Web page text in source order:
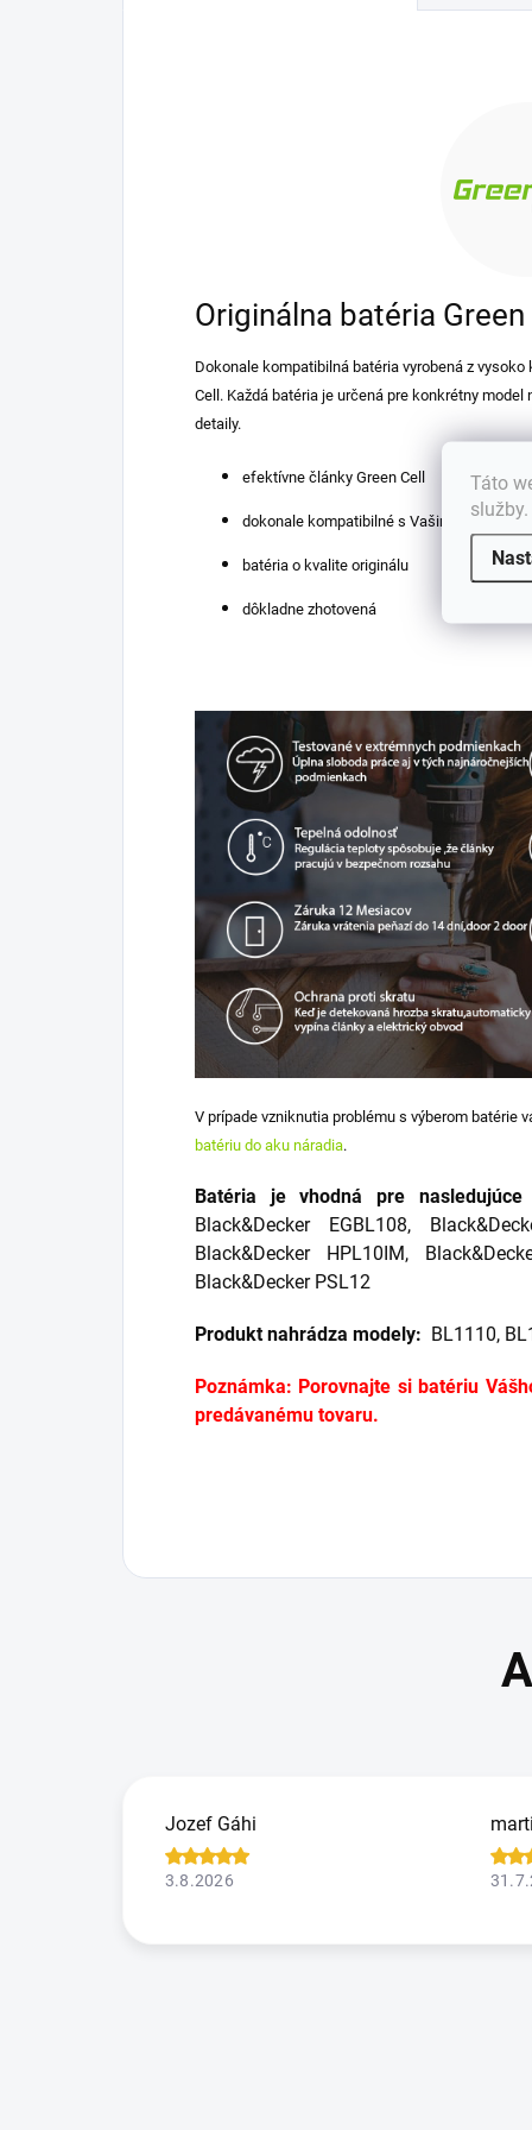
Táto
služby.
Originálna batéria Green
Dokonale kompatibilná batéria vyrobená z
Cell. Každá batéria je určená pre konkrétny
detaily.
efektívne články Green Cell
dokonale kompatibilné s Vašim zariadením
batéria o kvalite originálu
dôkladne zhotovená
V prípade vzniknutia problému s výberom batérie
batériu do aku náradia.
Batéria je vhodná pre nasledujúce
Black&Decker EGBL108,
Black&Decker HPL10IM,
Black&Decker PSL12
Produkt nahrádza modely: BL1110,
Poznámka: Porovnajte si batériu
predávanému tovaru.
Jozef Gáhi
3.8.2026